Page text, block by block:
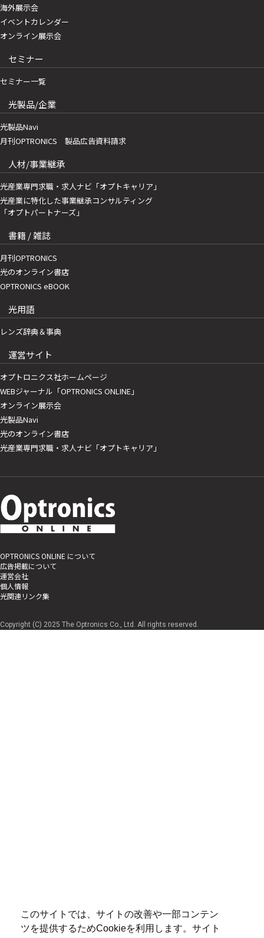
このサイトでは、サイトの改善や一部コンテン
ツを提供するためCookieを利用します。サイト
海外展示会
イベントカレンダー
オンライン展示会
セミナー
セミナー一覧
光製品/企業
光製品Navi
月刊OPTRONICS 製品広告資料請求
人材/事業継承
光産業専門求職・求人ナビ「オプトキャリア」
光産業に特化した事業継承コンサルティング
「オプトパートナーズ」
書籍 / 雑誌
月刊OPTRONICS
光のオンライン書店
OPTRONICS eBOOK
光用語
レンズ辞典＆事典
運営サイト
オプトロニクス社ホームページ
WEBジャーナル「OPTRONICS ONLINE」
オンライン展示会
光製品Navi
光のオンライン書店
光産業専門求職・求人ナビ「オプトキャリア」
OPTRONICS ONLINE について
広告掲載について
運営会社
個人情報
光関連リンク集
Copyright (C) 2025 The Optronics Co., Ltd. All rights reserved.